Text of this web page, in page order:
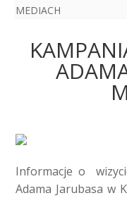
Informacje o
Adama Jarubasa w